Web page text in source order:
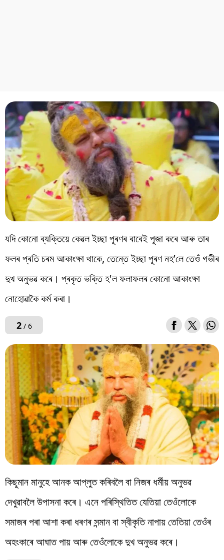
যদি কোনো ব্যক্তিয়ে কেৱল ইচ্ছা পূৰণৰ বাবেই পূজা কৰে আৰু তাৰ
ফলৰ প্ৰতি চৰম আকাংক্ষা থাকে, তেন্তে ইচ্ছা পূৰণ নহ’লে তেওঁ গভীৰ
দুখ অনুভৱ কৰে। প্ৰকৃত ভক্তি হ'ল ফলাফলৰ কোনো আকাংক্ষা
নোহোৱাকৈ কৰ্ম কৰা।
2/ 6
কিছুমান মানুহে আনক আপ্লুত কৰিবলৈ বা নিজৰ ধৰ্মীয় অনুভৱ
দেখুৱাবলৈ উপাসনা কৰে। এনে পৰিস্থিতিত যেতিয়া তেওঁলোকে
সমাজৰ পৰা আশা কৰা ধৰণৰ সন্মান বা স্বীকৃতি নাপায় তেতিয়া তেওঁৰ
অহংকাৰে আঘাত পায় আৰু তেওঁলোকে দুখ অনুভৱ কৰে।